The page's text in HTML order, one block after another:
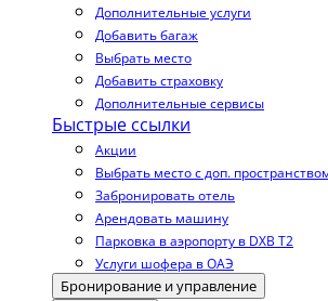
Дополнительные услуги
Добавить багаж
Выбрать место
Добавить страховку
Дополнительные сервисы
Быстрые ссылки
Акции
Выбрать место с доп.
Забронировать отель
Арендовать машину
Парковка в аэропорту в DXB T2
Услуги шофера в ОАЭ
Бронирование и управление